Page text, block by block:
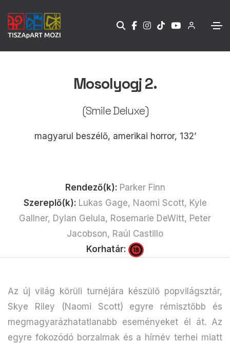
Mosolyogj 2.
(Smile Deluxe)
magyarul beszélő, amerikai horror, 132’
Rendező(k): Parker Finn
Szereplő(k): Lukas Gage, Naomi Scott, Kyle
Gallner, Dylan Gelula, Rosemarie DeWitt, Peter
Jacobson, Raúl Castillo
Korhatár:
Az új világ körüli turnéjára készülő popvilágsztár,
Skye Riley (Naomi Scott) egyre rémisztőbb és
megmagyarázhatatlanabb eseményeket él át. Az
egyre fokozódó borzalmak és a hírnév terhei miatt